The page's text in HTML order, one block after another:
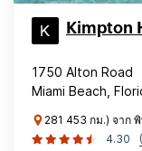
Kimpton
1750 Alton Road
Miami Beach,
281 453 กม.) จาก
4.30